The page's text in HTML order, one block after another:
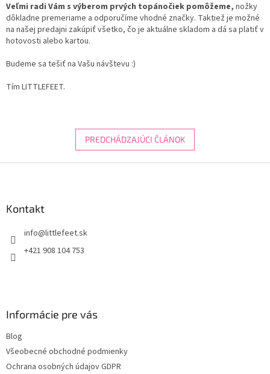
Veľmi radi Vám s výberom prvých topánočiek pomôžeme, nožky
dôkladne premeriame a odporučíme vhodné značky. Taktiež je možné
na našej predajni zakúpiť všetko, čo je aktuálne skladom a dá sa platiť v
hotovosti alebo kartou.
Budeme sa tešiť na Vašu návštevu :)
Tím LITTLEFEET.
PREDCHÁDZAJÚCI ČLÁNOK
Kontakt
info@littlefeet.sk
+421 908 104 753
Informácie pre vás
Blog
Všeobecné obchodné podmienky
Ochrana osobných údajov GDPR